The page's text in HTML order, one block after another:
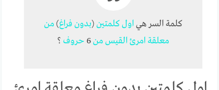
كلمة السر هي اولكلمتين(بدون فراغ)من
معلقة امرئ القيسمن حروف ؟